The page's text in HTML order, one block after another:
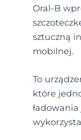
Oral-B
sztuczną
mobilnej.
To
które